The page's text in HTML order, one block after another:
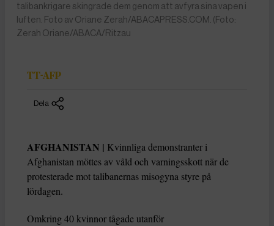
talibankrigare skingrade dem genom att avfyra sina vapen i
luften. Foto av Oriane Zerah/ABACAPRESS.COM. (Foto:
Zerah Oriane/ABACA/Ritzau
TT-AFP
Dela
AFGHANISTAN | Kvinnliga demonstranter i
Afghanistan möttes av våld och varningsskott när de
protesterade mot talibanernas misogyna styre på
lördagen.
Omkring 40 kvinnor tågade utanför